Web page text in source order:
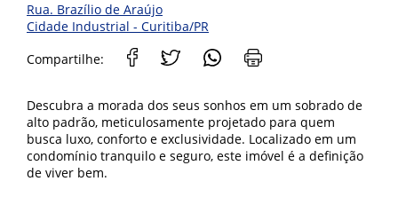
Compartilhe:
Rua. Brazílio de Araújo
Cidade Industrial - Curitiba/PR
Descubra a morada dos seus sonhos em um sobrado de
alto padrão, meticulosamente projetado para quem
busca luxo, conforto e exclusividade. Localizado em um
condomínio tranquilo e seguro, este imóvel é a definição
de viver bem.